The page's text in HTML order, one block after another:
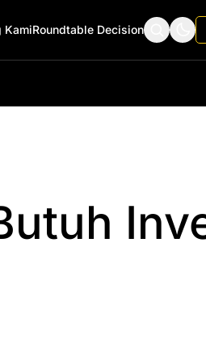
KamiRoundtable Decision